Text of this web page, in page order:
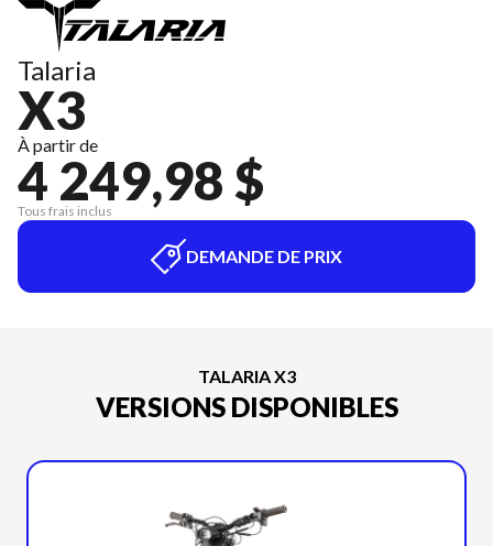
Talaria
X3
À partir de
4 249,98 $
Tous frais inclus
DEMANDE DE PRIX
TALARIA X3
VERSIONS DISPONIBLES